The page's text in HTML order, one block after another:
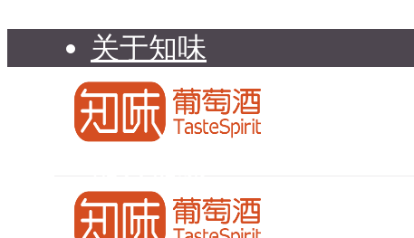
关于知味
知味介绍
知味专家顾问委员会
联系我们
知味荐酒